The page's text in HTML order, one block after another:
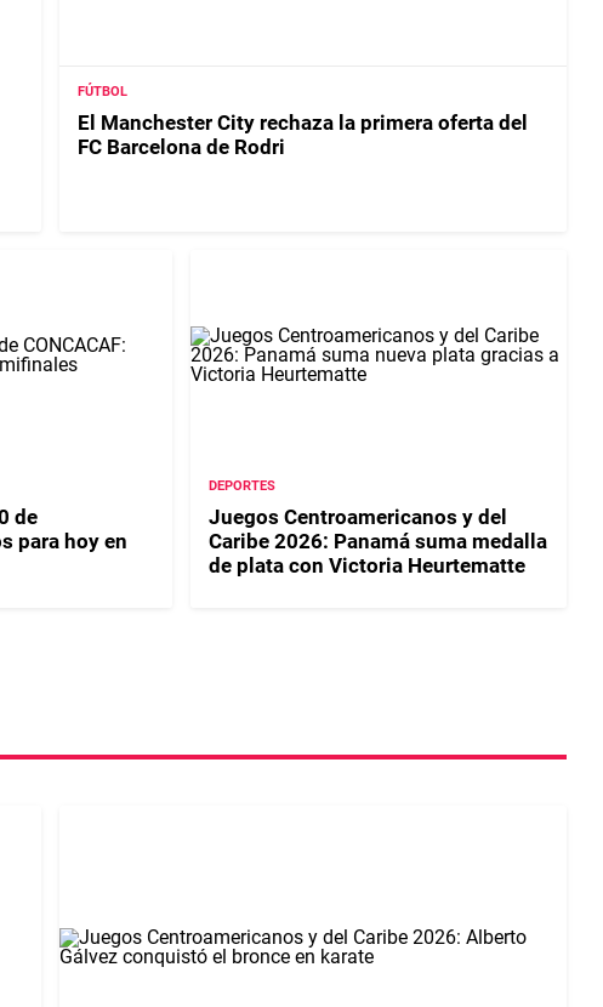
FÚTBOL
El Manchester City rechaza la primera oferta del
FC Barcelona de Rodri
de
para hoy en
DEPORTES
Juegos Centroamericanos y del
Caribe 2026: Panamá suma medalla
de plata con Victoria Heurtematte